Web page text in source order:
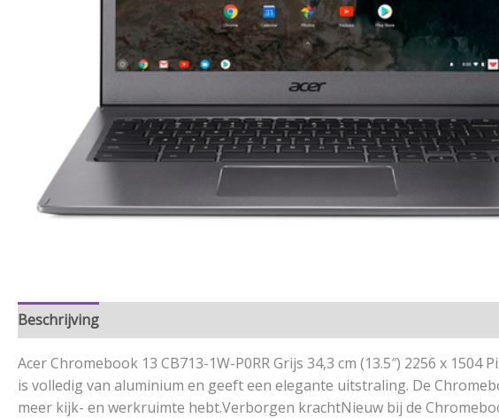
Beschrijving
Acer Chromebook 13 CB713-1W-P0RR Grijs 34,3 cm (13.5″) 2256 x
is volledig van aluminium en geeft een elegante uitstraling. De
meer kijk- en werkruimte hebt.Verborgen krachtNieuw bij de